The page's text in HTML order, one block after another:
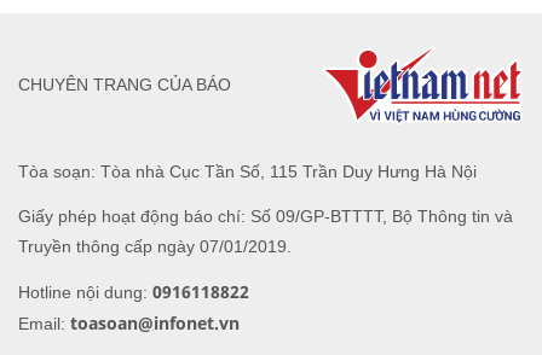
Tòa soạn: Tòa nhà Cục Tần Số, 115 Trần Duy Hưng Hà Nội
Giấy phép hoạt động báo chí: Số 09/GP-BTTTT, Bộ Thông tin và
Truyền thông cấp ngày 07/01/2019.
Hotline nội dung: 0916118822
Email: toasoan@infonet.vn
CHUYÊN TRANG CỦA BÁO